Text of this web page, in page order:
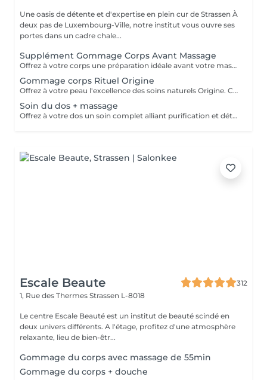
Une oasis de détente et d'expertise en plein cur de Strassen À
deux pas de Luxembourg-Ville, notre institut vous ouvre ses
portes dans un cadre chale...
Supplément Gommage Corps Avant Massage
Offrez à votre corps une préparation idéale avant votre massage grâce à notre gommage corps exfoliant. Ce soin permet d'éliminer en douceur les cellules mortes, d'affiner le grain de peau et de stimuler la circulation, afin de maximiser les bienfaits du massage. La peau est plus lisse, plus douce et absorbe mieux les huiles et actifs utilisés pendant le massage.
Gommage corps Rituel Origine
Offrez à votre peau l'excellence des soins naturels Origine. Ce gommage exfolie délicatement grâce à des textures raffinées et des ingrédients sélectionnés pour leur pureté. Il lisse le grain de peau, réveille l'éclat naturel et enveloppe le corps d'un parfum subtil et sensoriel. Un rituel d'exception qui laisse la peau incroyablement douce, soyeuse et lumineuse, prête à recevoir tous les bienfaits des soins suivants.
Soin du dos + massage
Offrez à votre dos un soin complet alliant purification et détente profonde. Ce rituel associe un nettoyage expert, une exfoliation raffinée et des manuvres relaxantes pour libérer les tensions. La peau est purifiée, douce et lumineuse, tandis que le corps retrouve une sensation de confort absolu. Un moment précieux qui allie efficacité et bien-être.
Escale Beaute
312
1, Rue des Thermes Strassen L-8018
Le centre Escale Beauté est un institut de beauté scindé en
deux univers différents. A l'étage, profitez d'une atmosphère
relaxante, lieu de bien-êtr...
Gommage du corps avec massage de 55min
Gommage du corps + douche